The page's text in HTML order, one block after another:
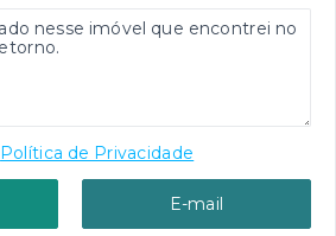
Política de Privacidade
E-mail